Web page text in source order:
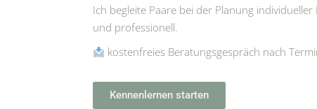
Ich begleite Paare bei der Planung
und professionell.
kostenfreies Beratungsgespräch nach
Kennenlernen starten